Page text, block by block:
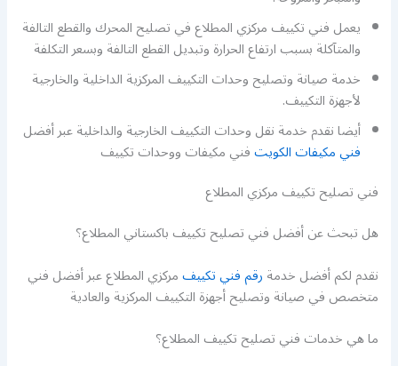
يعمل فني تكييف مركزي المطلاع في تصليح المحرك والقطع التالفة
والمتآكلة بسبب ارتفاع الحرارة وتبديل القطع التالفة وبسعر التكلفة
خدمة صيانة وتصليح وحدات التكييف المركزية الداخلية والخارجية
لأجهزة التكييف.
أيضا نقدم خدمة نقل وحدات التكييف الخارجية والداخلية عبر أفضل
فني مكيفات الكويتفني مكيفات ووحدات تكييف
فني تصليح تكييف مركزي المطلاع
هل تبحث عن أفضل فني تصليح تكييف باكستاني المطلاع؟
نقدم لكم أفضل خدمةرقم فني تكييفمركزي المطلاع عبر أفضل فني
متخصص في صيانة وتصليح أجهزة التكييف المركزية والعادية
ما هي خدمات فني تصليح تكييف المطلاع؟